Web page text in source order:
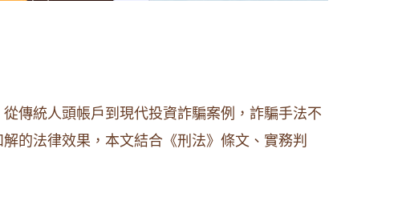
傳統人頭帳戶到現代投資詐騙案例，詐騙手法不
的法律效果，本文結合《刑法》條文、實務判